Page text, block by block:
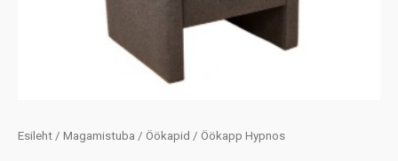
Esileht / Magamistuba / Öökapid / Öökapp Hypnos